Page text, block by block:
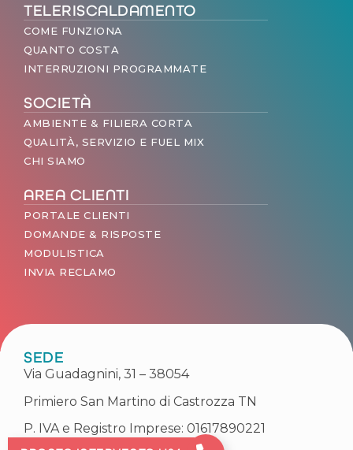
TELERISCALDAMENTO
COME FUNZIONA
QUANTO COSTA
INTERRUZIONI PROGRAMMATE
SOCIETÀ
AMBIENTE & FILIERA CORTA
QUALITÀ, SERVIZIO E FUEL MIX
CHI SIAMO
AREA CLIENTI
PORTALE CLIENTI
DOMANDE & RISPOSTE
MODULISTICA
INVIA RECLAMO
SEDE
Via Guadagnini, 31 – 38054
Primiero San Martino di Castrozza TN
P. IVA e Registro Imprese: 01617890221